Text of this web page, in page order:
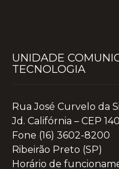
UNIDADE
TECNOLOGIA
Rua José Curvelo da
Jd. Califórnia – CEP
Fone (16) 3602-8200
Ribeirão Preto (SP)
Horário de